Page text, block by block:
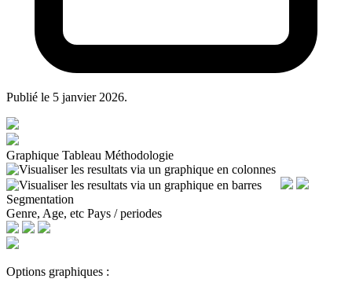
Publié le 5 janvier 2026.
Graphique Tableau Méthodologie
Segmentation
Genre, Age, etc Pays / periodes
Options graphiques :